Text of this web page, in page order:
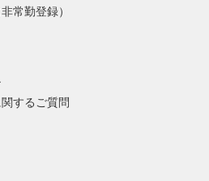
するご質問
常勤登録）